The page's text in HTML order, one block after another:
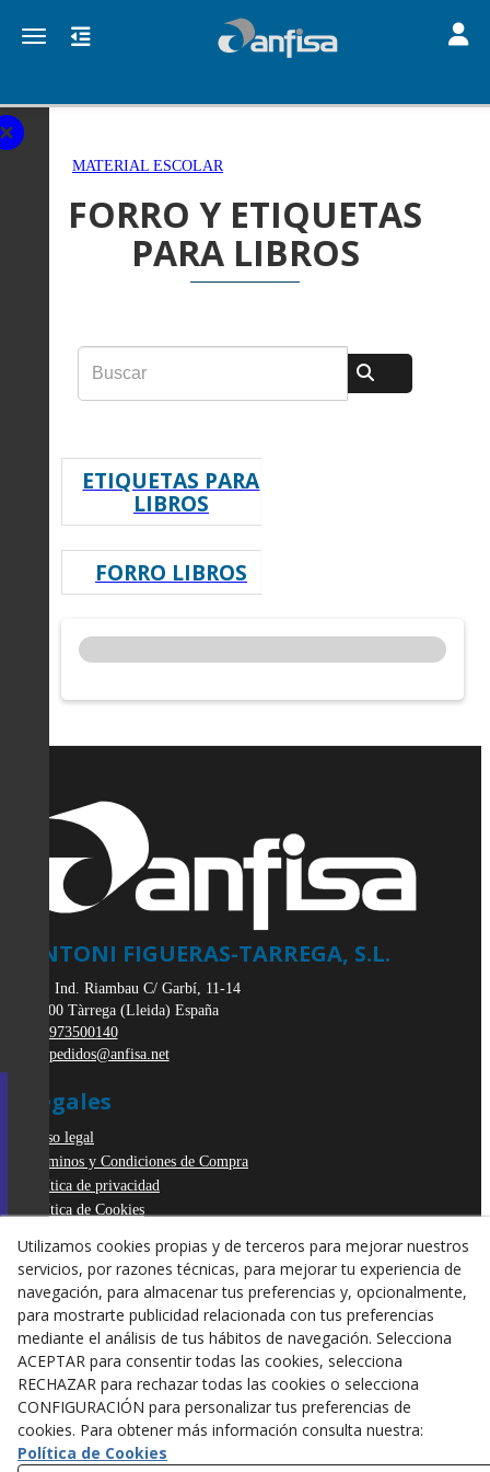
Toggle navigation
MATERIAL ESCOLAR
FORRO Y ETIQUETAS
PARA LIBROS
ETIQUETAS PARA
LIBROS
FORRO LIBROS
ANTONI FIGUERAS-TARREGA, S.L.
Pol. Ind. Riambau C/ Garbí, 11-14
25300 Tàrrega (Lleida) España
973500140
pedidos@anfisa.net
Legales
Aviso legal
Términos y Condiciones de Compra
Política de privacidad
Política de Cookies
Derecho de desistimiento
Utilizamos cookies propias y de terceros para mejorar nuestros
servicios, por razones técnicas, para mejorar tu experiencia de
navegación, para almacenar tus preferencias y, opcionalmente,
para mostrarte publicidad relacionada con tus preferencias
mediante el análisis de tus hábitos de navegación. Selecciona
ACEPTAR para consentir todas las cookies, selecciona
RECHAZAR para rechazar todas las cookies o selecciona
CONFIGURACIÓN para personalizar tus preferencias de
cookies. Para obtener más información consulta nuestra:
Política de Cookies